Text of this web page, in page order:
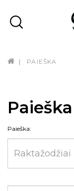
PAIEŠKA
Paieška
Paieška: